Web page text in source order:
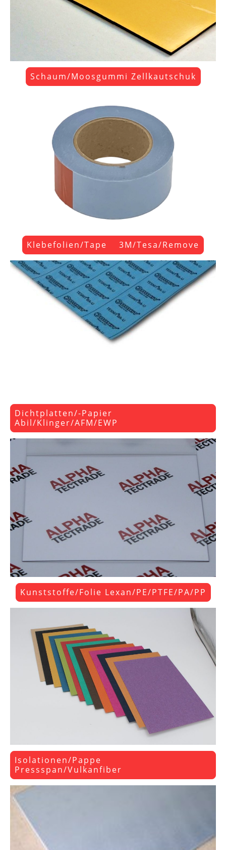
Schaum/Moosgummi Zellkautschuk
Klebefolien/Tape 3M/Tesa/Remove
Dichtplatten/-Papier
Abil/Klinger/AFM/EWP
Kunststoffe/Folie Lexan/PE/PTFE/PA/PP
Isolationen/Pappe
Pressspan/Vulkanfiber